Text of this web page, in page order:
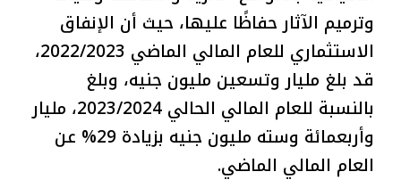
وترميم الآثار حفاظًا عليها، حيث أن الإنفاق
الاستثماري للعام المالي الماضي 2022/2023،
قد بلغ مليار وتسعين مليون جنيه، وبلغ
بالنسبة للعام المالي الحالي 2023/2024، مليار
وأربعمائة وسته مليون جنيه بزيادة 29% عن
العام المالي الماضي.